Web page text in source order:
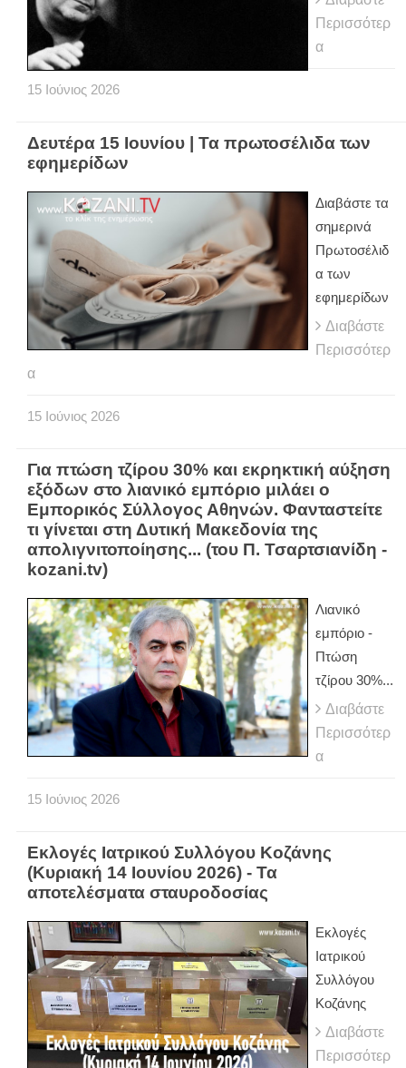
Περισσότερ
α
15 Ιούνιος 2026
Δευτέρα 15 Ιουνίου | Τα πρωτοσέλιδα των
εφημερίδων
Διαβάστε τα
σημερινά
Πρωτοσέλιδ
α των
εφημερίδων
Διαβάστε
Περισσότερ
α
15 Ιούνιος 2026
Για πτώση τζίρου 30% και εκρηκτική αύξηση
εξόδων στο λιανικό εμπόριο μιλάει ο
Εμπορικός Σύλλογος Αθηνών. Φανταστείτε
τι γίνεται στη Δυτική Μακεδονία της
απολιγνιτοποίησης... (του Π. Τσαρτσιανίδη -
kozani.tv)
Λιανικό
εμπόριο -
Πτώση
τζίρου 30%...
Διαβάστε
Περισσότερ
α
15 Ιούνιος 2026
Εκλογές Ιατρικού Συλλόγου Κοζάνης
(Κυριακή 14 Ιουνίου 2026) - Τα
αποτελέσματα σταυροδοσίας
Εκλογές
Ιατρικού
Συλλόγου
Κοζάνης
Διαβάστε
Περισσότερ